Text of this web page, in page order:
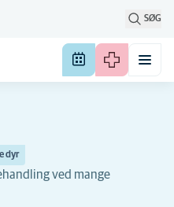
SØG
dyr
ved mange